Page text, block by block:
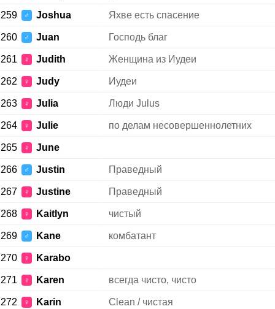
259 ♂ Joshua Яхве есть спасение
260 ♂ Juan Господь благ
261 ♀ Judith Женщина из Иудеи
262 ♀ Judy Иудеи
263 ♀ Julia Люди Julus
264 ♀ Julie по делам несовершеннолетних
265 ♀ June
266 ♂ Justin Праведный
267 ♀ Justine Праведный
268 ♀ Kaitlyn чистый
269 ♂ Kane комбатант
270 ♀ Karabo
271 ♀ Karen всегда чисто, чисто
272 ♀ Karin Clean / чистая